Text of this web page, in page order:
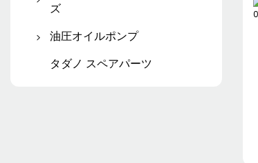
ズ
EATON ジェローターモー
ター
油圧オイルポンプ
ATOS ベーンポンプ
タダノ スペアパーツ